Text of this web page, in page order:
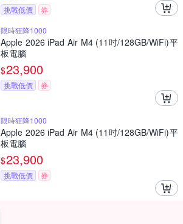
挑戰低價
券
限時狂降1000
Apple 2026 iPad Air M4 (11吋/128GB/WiFi)平
板電腦
$23,900
挑戰低價 券
限時狂降1000
Apple 2026 iPad Air M4 (11吋/128GB/WiFi)平
板電腦
$23,900
挑戰低價 券